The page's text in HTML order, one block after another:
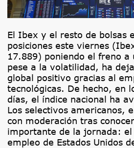
El Ibex y el resto de bolsas
posiciones este viernes
17.889) poniendo el freno a
pese a la volatilidad, ha
global positivo gracias al
tecnológicas. De hecho, en
días, el índice nacional ha
Los selectivos americanos,
con moderación tras
importante de la jornada:
empleo de Estados Unidos